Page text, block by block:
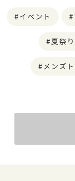
イベント
夏祭り
メンズ